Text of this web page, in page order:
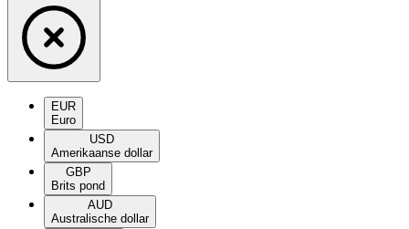
EUR
Euro
USD
Amerikaanse dollar
GBP
Brits pond
AUD
Australische dollar